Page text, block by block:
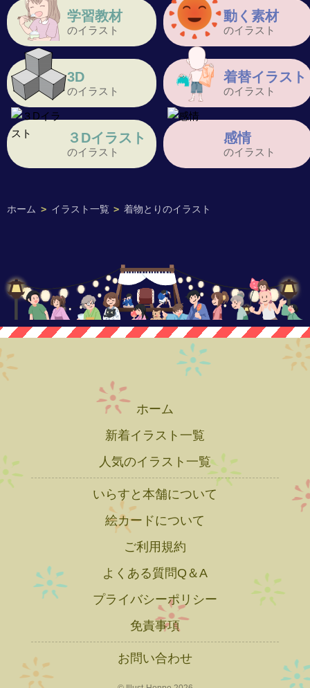
ホーム > イラスト一覧 > 着物とりのイラスト
学習教材
のイラスト
動く素材
のイラスト
3D
のイラスト
着替イラスト
のイラスト
３Dイラスト
のイラスト
感情
のイラスト
ホーム
新着イラスト一覧
人気のイラスト一覧
いらすと本舗について
絵カードについて
ご利用規約
よくある質問Q＆A
プライバシーポリシー
免責事項
お問い合わせ